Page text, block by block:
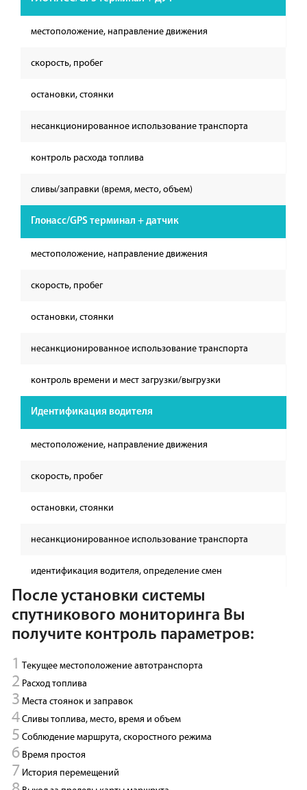
местоположение, направление движения
скорость, пробег
остановки, стоянки
несанкционированное использование транспорта
контроль расхода топлива
сливы/заправки (время, место, объем)
Глонасс/GPS терминал + датчик
местоположение, направление движения
скорость, пробег
остановки, стоянки
несанкционированное использование транспорта
контроль времени и мест загрузки/выгрузки
Идентификация водителя
местоположение, направление движения
скорость, пробег
остановки, стоянки
несанкционированное использование транспорта
идентификация водителя, определение смен
После установки системы
спутникового мониторинга Вы
получите контроль параметров:
Текущее местоположение автотранспорта
Расход топлива
Места стоянок и заправок
Сливы топлива, место, время и объем
Соблюдение маршрута, скоростного режима
Время простоя
История перемещений